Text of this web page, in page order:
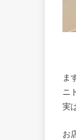
ま
ニ
実
お